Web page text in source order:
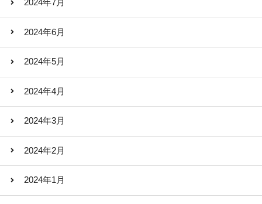
2024年7月
2024年6月
2024年5月
2024年4月
2024年3月
2024年2月
2024年1月